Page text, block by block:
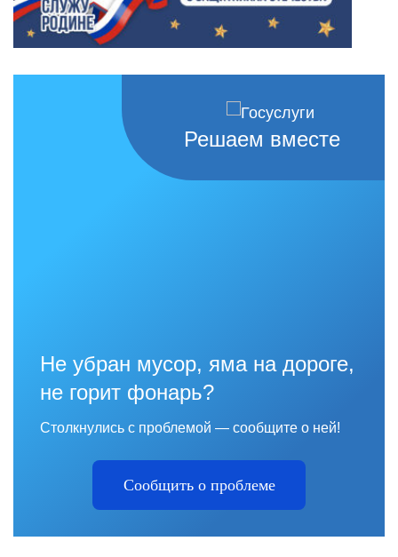
Решаем вместе
Не убран мусор, яма на дороге,
не горит фонарь?
Столкнулись с проблемой — сообщите о ней!
Сообщить о проблеме